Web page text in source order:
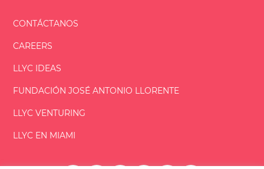
CONTÁCTANOS
CAREERS
LLYC IDEAS
FUNDACIÓNJOSÉ ANTONIO LLORENTE
LLYC VENTURING
LLYC EN MIAMI